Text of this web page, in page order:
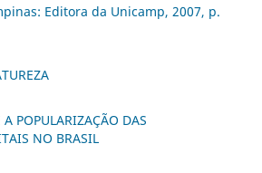
Editora da Unicamp, 2007, p.
POPULARIZAÇÃO DAS
NO BRASIL